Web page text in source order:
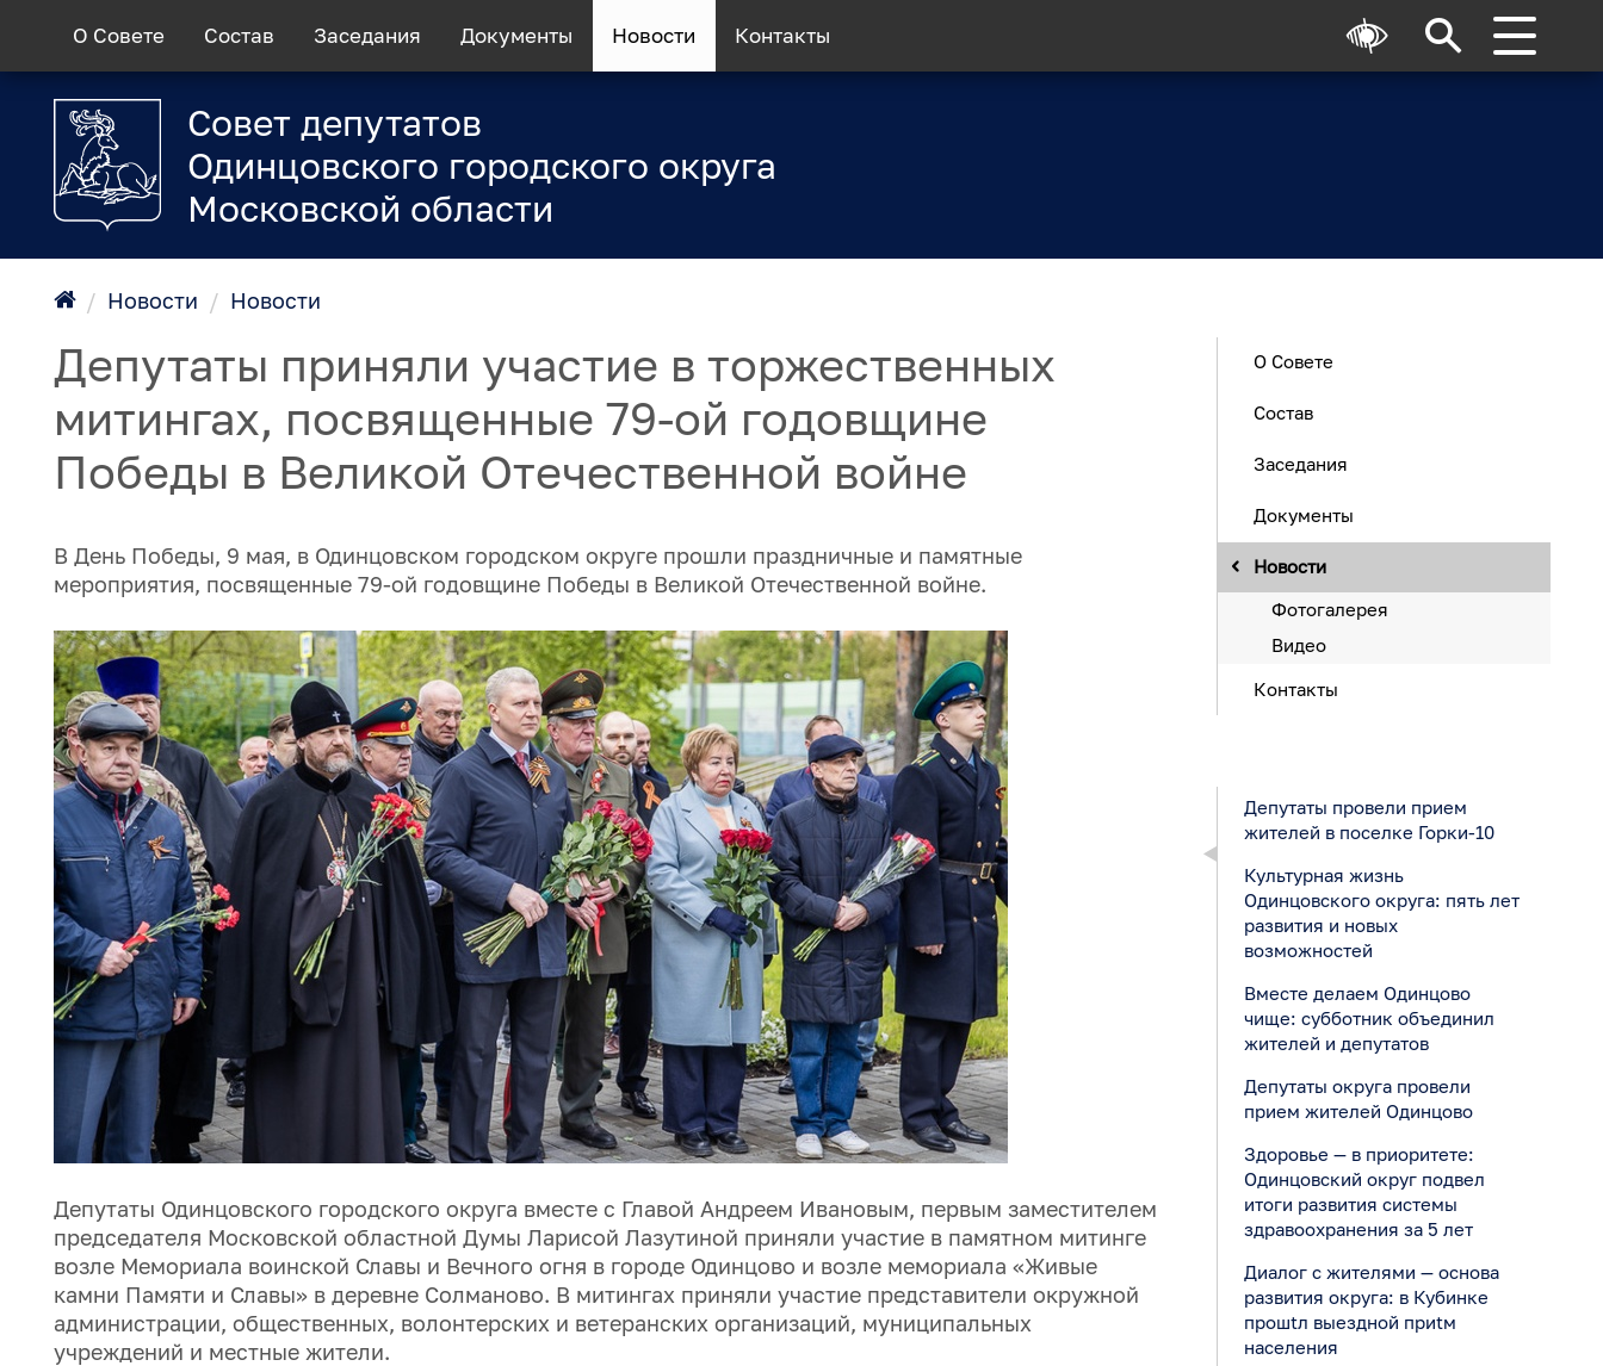
О Совете Состав Заседания Документы Новости Контакты
Совет депутатов
Одинцовского городского округа
Московской области
/ Новости / Новости
Депутаты приняли участие в торжественных
митингах, посвященные 79-ой годовщине
Победы в Великой Отечественной войне
В День Победы, 9 мая, в Одинцовском городском округе прошли праздничные и памятные
мероприятия, посвященные 79-ой годовщине Победы в Великой Отечественной войне.
Депутаты Одинцовского городского округа вместе с Главой Андреем Ивановым, первым заместителем
председателя Московской областной Думы Ларисой Лазутиной приняли участие в памятном митинге
возле Мемориала воинской Славы и Вечного огня в городе Одинцово и возле мемориала «Живые
камни Памяти и Славы» в деревне Солманово. В митингах приняли участие представители окружной
администрации, общественных, волонтерских и ветеранских организаций, муниципальных
учреждений и местные жители.
О Совете
Состав
Заседания
Документы
Новости
Фотогалерея
Видео
Контакты
Депутаты провели прием
жителей в поселке Горки-10
Культурная жизнь
Одинцовского округа: пять лет
развития и новых
возможностей
Вместе делаем Одинцово
чище: субботник объединил
жителей и депутатов
Депутаты округа провели
прием жителей Одинцово
Здоровье — в приоритете:
Одинцовский округ подвел
итоги развития системы
здравоохранения за 5 лет
Диалог с жителями — основа
развития округа: в Кубинке
прошtл выездной приtм
населения